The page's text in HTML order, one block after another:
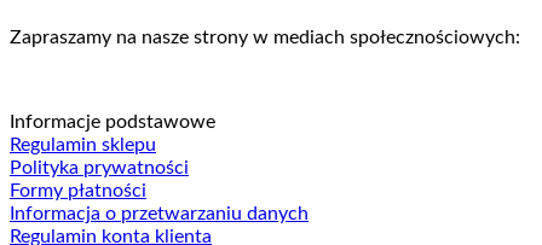
Zapraszamy na nasze strony w mediach społecznościowych:
Informacje podstawowe
Regulamin sklepu
Polityka prywatności
Formy płatności
Informacja o przetwarzaniu danych
Regulamin konta klienta